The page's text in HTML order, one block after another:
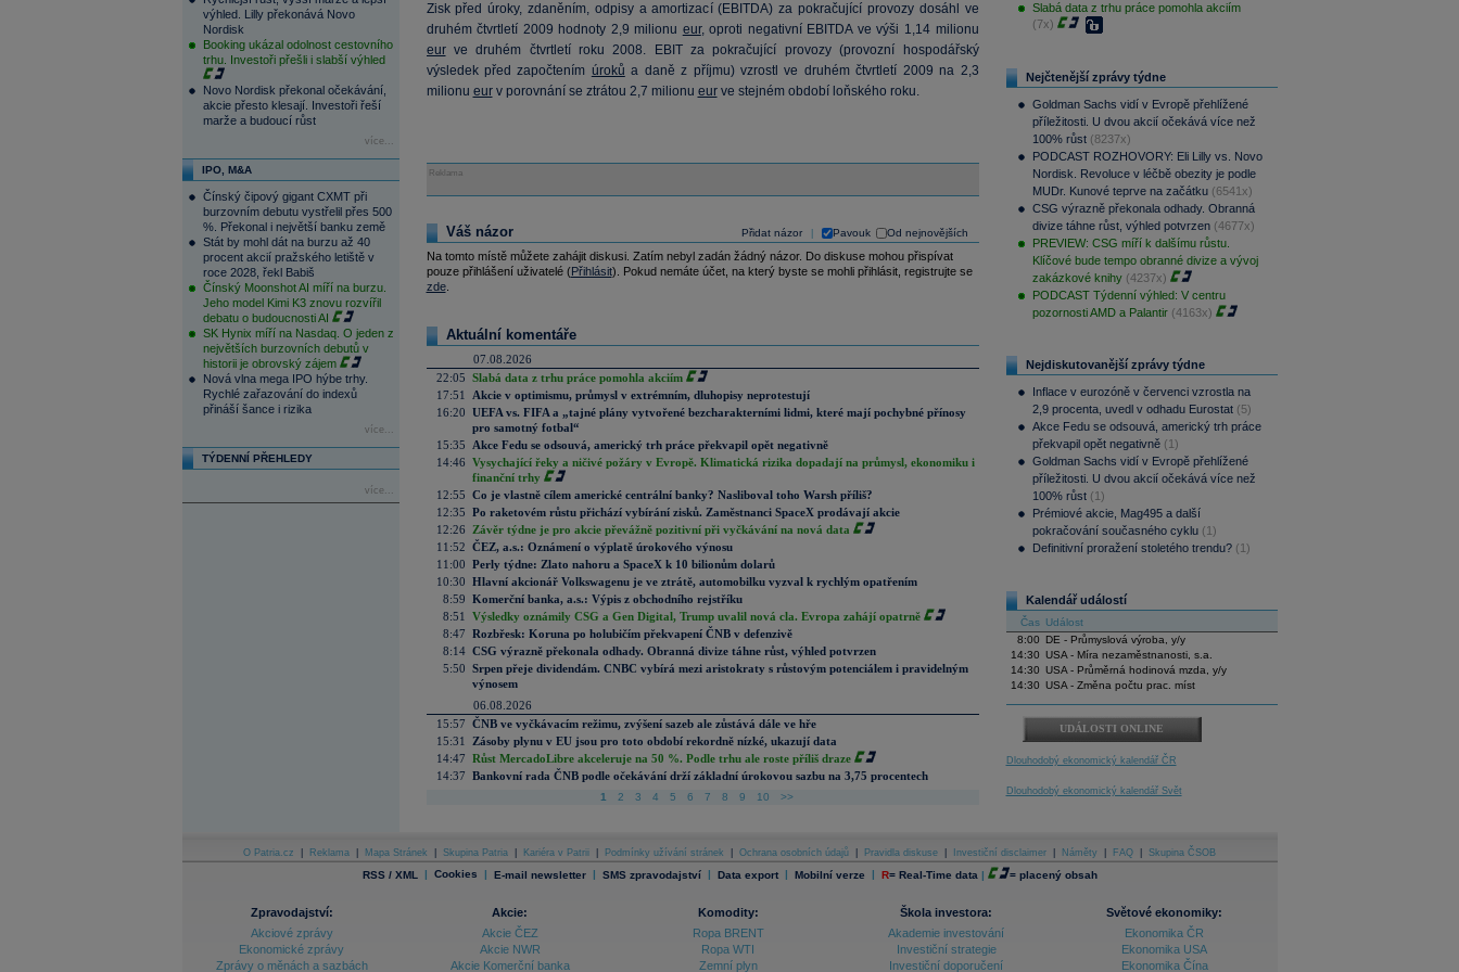
výhled. Lilly překonává Novo
Nordisk
Booking ukázal odolnost cestovního
trhu. Investoři přešli i slabší výhled
Novo Nordisk překonal očekávání,
akcie přesto klesají. Investoři řeší
marže a budoucí růst
více...
IPO, M&A
Čínský čipový gigant CXMT při
burzovním debutu vystřelil přes 500
%. Překonal i největší banku země
Stát by mohl dát na burzu až 40
procent akcií pražského letiště v
roce 2028, řekl Babiš
Čínský Moonshot AI míří na burzu.
Jeho model Kimi K3 znovu rozvířil
debatu o budoucnosti AI
SK Hynix míří na Nasdaq. O jeden z
největších burzovních debutů v
historii je obrovský zájem
Nová vlna mega IPO hýbe trhy.
Rychlé zařazování do indexů
přináší šance i rizika
více...
TÝDENNÍ PŘEHLEDY
více...
Zisk před úroky, zdaněním, odpisy a amortizací (EBITDA) za pokračující provozy dosáhl ve
druhém čtvrtletí 2009 hodnoty 2,9 milionu eur, oproti negativní EBITDA ve výši 1,14 milionu
eurve druhém čtvrtletí roku 2008. EBIT za pokračující provozy (provozní hospodářský
výsledek před započtením úroků a daně z příjmu) vzrostl ve druhém čtvrtletí 2009 na 2,3
milionu eurv porovnání se ztrátou 2,7 milionu eurve stejném období loňského roku.
Reklama
Přidat názor Pavouk Od nejnovějších
Váš názor
Na tomto místě můžete zahájit diskusi. Zatím nebyl zadán žádný názor. Do diskuse mohou přispívat
pouze přihlášení uživatelé (Přihlásit). Pokud nemáte účet, na který byste se mohli přihlásit, registrujte se
zde.
Aktuální komentáře
07.08.2026
22:05 Slabá data z trhu práce pomohla akciím
17:51
Akcie v optimismu, průmysl v extrémním, dluhopisy neprotestují
16:20 UEFA vs. FIFA a „tajné plány vytvořené bezcharakterními lidmi, které mají pochybné přínosy
pro samotný fotbal“
15:35
Akce Fedu se odsouvá, americký trh práce překvapil opět negativně
14:46 Vysychající řeky a ničivé požáry v Evropě. Klimatická rizika dopadají na průmysl, ekonomiku i
finanční trhy
12:55 Co je vlastně cílem americké centrální banky? Nasliboval toho Warsh příliš?
12:35 Po raketovém růstu přichází vybírání zisků. Zaměstnanci SpaceX prodávají akcie
12:26
Závěr týdne je pro akcie převážně pozitivní při vyčkávání na nová data
11:52 ČEZ, a.s.: Oznámení o výplatě úrokového výnosu
11:00 Perly týdne: Zlato nahoru a SpaceX k 10 bilionům dolarů
10:30 Hlavní akcionář Volkswagenu je ve ztrátě, automobilku vyzval k rychlým opatřením
8:59 Komerční banka, a.s.: Výpis z obchodního rejstříku
8:51
Výsledky oznámily CSG a Gen Digital, Trump uvalil nová cla. Evropa zahájí opatrně
8:47 Rozbřesk: Koruna po holubičím překvapení ČNB v defenzivě
8:14 CSG výrazně překonala odhady. Obranná divize táhne růst, výhled potvrzen
5:50 Srpen přeje dividendám. CNBC vybírá mezi aristokraty s růstovým potenciálem i pravidelným
výnosem
06.08.2026
15:57 ČNB ve vyčkávacím režimu, zvýšení sazeb ale zůstává dále ve hře
15:31
Zásoby plynu v EU jsou pro toto období rekordně nízké, ukazují data
14:47 Růst MercadoLibre akceleruje na 50 %. Podle trhu ale roste příliš draze
14:37 Bankovní rada ČNB podle očekávání drží základní úrokovou sazbu na 3,75 procentech
1 2 3 4 5 6 7 8 9 10 >>
Slabá data z trhu práce pomohla akciím
(7x)
Nejčtenější zprávy týdne
Goldman Sachs vidí v Evropě přehlížené
příležitosti. U dvou akcií očekává více než
100% růst (8237x)
PODCAST ROZHOVORY: Eli Lilly vs. Novo
Nordisk. Revoluce v léčbě obezity je podle
MUDr. Kunové teprve na začátku (6541x)
CSG výrazně překonala odhady. Obranná
divize táhne růst, výhled potvrzen (4677x)
PREVIEW: CSG míří k dalšímu růstu.
Klíčové bude tempo obranné divize a vývoj
zakázkové knihy (4237x)
PODCAST Týdenní výhled: V centru
pozornosti AMD a Palantir (4163x)
Nejdiskutovanější zprávy týdne
Inflace v eurozóně v červenci vzrostla na
2,9 procenta, uvedl v odhadu Eurostat (5)
Akce Fedu se odsouvá, americký trh práce
překvapil opět negativně (1)
Goldman Sachs vidí v Evropě přehlížené
příležitosti. U dvou akcií očekává více než
100% růst (1)
Prémiové akcie, Mag495 a další
pokračování současného cyklu (1)
Definitivní proražení stoletého trendu? (1)
Kalendář událostí
Čas Událost
8:00
DE - Průmyslová výroba, y/y
14:30 USA - Míra nezaměstnanosti, s.a.
14:30 USA - Průměrná hodinová mzda, y/y
14:30 USA - Změna počtu prac. míst
UDÁLOSTI ONLINE
Dlouhodobý ekonomický kalendář ČR
Dlouhodobý ekonomický kalendář Svět
O Patria.cz Reklama Mapa Stránek Skupina Patria Kariéra v Patrii Podmínky užívání stránek Ochrana osobních údajů Pravidla diskuse Investiční disclaimer Náměty FAQ Skupina ČSOB
RSS / XML | Cookies | E-mail newsletter | SMS zpravodajství | Data export | Mobilní verze | R= Real-Time data | = placený obsah
Zpravodajství:
Akciové zprávy
Ekonomické zprávy
Zprávy o měnách a sazbách
Akcie:
Akcie ČEZ
Akcie NWR
Akcie Komerční banka
Komodity:
Ropa BRENT
Ropa WTI
Zemní plyn
Škola investora:
Akademie investování
Investiční strategie
Investiční doporučení
Světové ekonomiky:
Ekonomika ČR
Ekonomika USA
Ekonomika Čína